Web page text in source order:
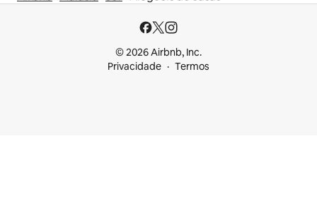
© 2026 Airbnb, Inc.
Privacidade
Termos